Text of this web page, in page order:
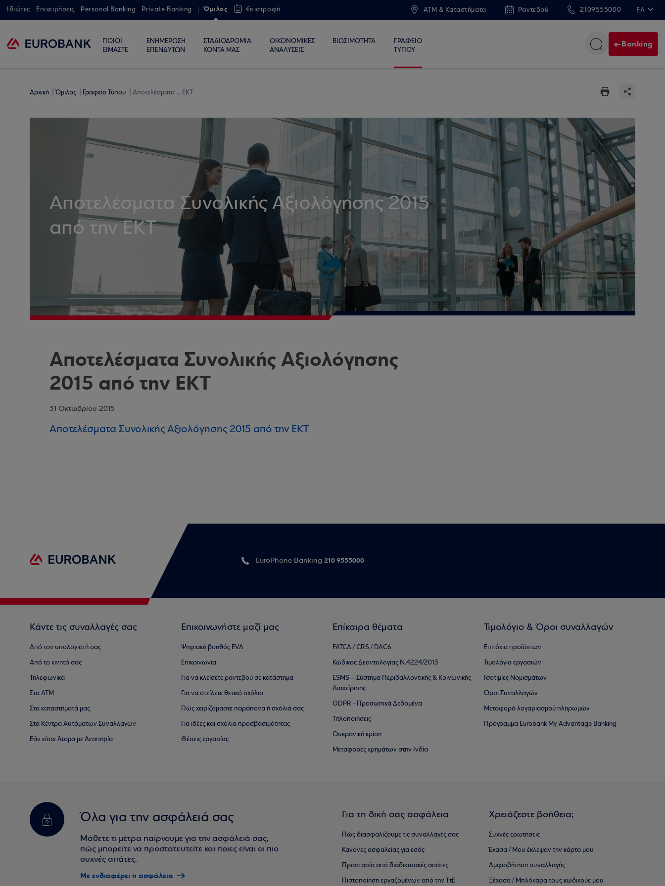
Ιδιώτες Επιχειρήσεις Personal Banking Private Banking Όμιλος €πιστροφή ATM & Καταστήματα Ραντεβού 2109555000 ΕΛ
ΠΟΙΟΙ
ΕΙΜΑΣΤΕ
ΕΝΗΜΕΡΩΣΗ
ΕΠΕΝΔΥΤΩΝ
ΣΤΑΔΙΟΔΡΟΜΙΑ
ΚΟΝΤΑ ΜΑΣ
ΟΙΚΟΝΟΜΙΚΕΣ
ΑΝΑΛΥΣΕΙΣ
ΒΙΩΣΙΜΟΤΗΤΑ
ΓΡΑΦΕΙΟ
ΤΥΠΟΥ
e-Banking
Αρχική Όμιλος Γραφείο Τύπου Αποτελέσματα ... ΕΚΤ
Αποτελέσματα Συνολικής Αξιολόγησης 2015
από την ΕΚΤ
Αποτελέσματα Συνολικής Αξιολόγησης
2015 από την ΕΚΤ
31 Οκτωβρίου 2015
Αποτελέσματα Συνολικής Αξιολόγησης 2015 από την ΕΚΤ
EuroPhone Banking 210 9555000
Κάντε τις συναλλαγές σας
Από τον υπολογιστή σας
Από το κινητό σας
Τηλεφωνικά
Στα ΑΤΜ
Στα καταστήματά μας
Στα Κέντρα Αυτόματων Συναλλαγών
Εάν είστε Άτομα με Αναπηρία
Επικοινωνήστε μαζί μας
Ψηφιακή βοηθός EVA
Επικοινωνία
Για να κλείσετε ραντεβού σε κατάστημα
Για να στείλετε θετικό σχόλιο
Πώς χειριζόμαστε παράπονα ή σχόλιά σας
Για ιδέες και σχόλια προσβασιμότητας
Θέσεις εργασίας
Επίκαιρα θέματα
FATCA / CRS / DAC6
Κώδικας Δεοντολογίας Ν.4224/2013
ESMS – Σύστημα Περιβαλλοντικής & Κοινωνικής
Διαχείρισης
GDPR - Προσωπικά Δεδομένα
Τιτλοποιήσεις
Ουκρανική κρίση
Μεταφορές χρημάτων στην Ινδία
Τιμολόγιο & Όροι συναλλαγών
Επιτόκια προϊόντων
Τιμολόγια εργασιών
Ισοτιμίες Νομισμάτων
Όροι Συναλλαγών
Μεταφορά λογαριασμού πληρωμών
Πρόγραμμα Eurobank My Advantage Banking
Όλα για την ασφάλειά σας
Μάθετε τι μέτρα παίρνουμε για την ασφάλειά σας,
πώς μπορείτε να προστατευτείτε και ποιες είναι οι πιο
συχνές απάτες.
Με ενδιαφέρει η ασφάλεια
Για τη δική σας ασφάλεια
Πώς διασφαλίζουμε τις συναλλαγές σας
Κανόνες ασφαλείας για εσάς
Προστασία από διαδικτυακές απάτες
Πιστοποίηση εργαζομένων από την ΤτΕ
Χρειάζεστε βοήθεια;
Συχνές ερωτήσεις
Έχασα / Μου έκλεψαν την κάρτα μου
Αμφισβήτηση συναλλαγής
Ξέχασα / Μπλόκαρα τους κωδικούς μου